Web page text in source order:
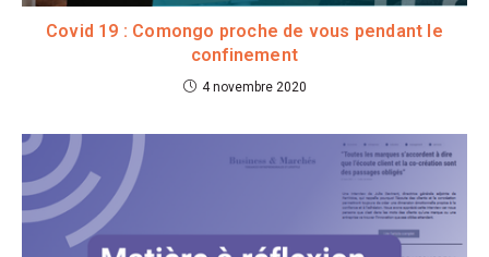
Covid 19 : Comongo proche de vous pendant le
confinement
4 novembre 2020